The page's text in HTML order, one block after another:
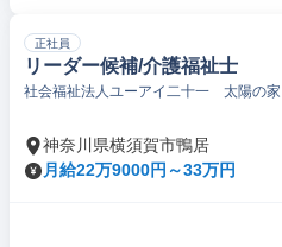
正社員
リーダー候補/介護福祉士
社会福祉法人ユーアイ二十一 太陽の家
神奈川県横須賀市鴨居
月給22万9000円～33万円